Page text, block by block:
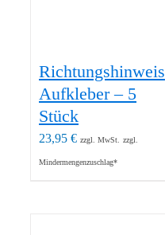
Richtungshinweis
Aufkleber – 5
Stück
23,95 € zzgl. MwSt. zzgl.
Mindermengenzuschlag*